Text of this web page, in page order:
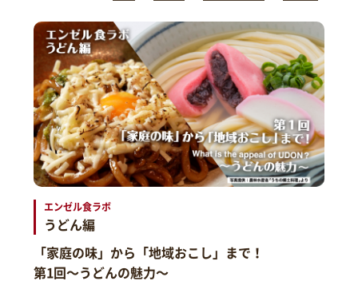
エンゼル食ラボ
うどん編
「家庭の味」から「地域おこし」まで！
第1回～うどんの魅力～